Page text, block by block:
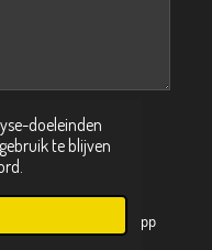
doeleinden
te blijven
WhatsApp